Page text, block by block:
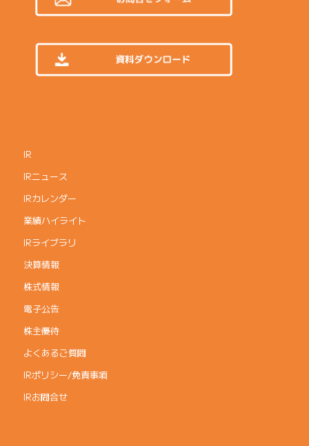
IR
IRニュース
IRカレンダー
業績ハイライト
IRライブラリ
決算情報
株式情報
電子公告
株主優待
よくあるご質問
IRポリシー/免責事項
IRお問合せ